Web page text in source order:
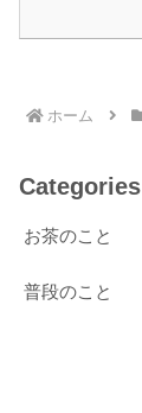
ホーム
Categories
お茶のこと
普段のこと